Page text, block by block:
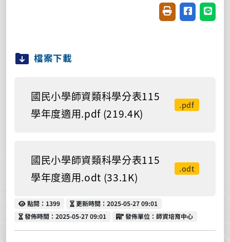
友善列印(開新視
分享至臉書
分享
檔案下載
國民小學師資類科學分表115
學年度適用.pdf (219.4K)
.pdf
國民小學師資類科學分表115
學年度適用.odt (33.1K)
.odt
點閱
點閱：1399 更新時間
更新時間：2025-05-27 09:01
發佈時間
發佈時間：2025-05-27 09:01 發佈單位
發佈單位：師資培育中心